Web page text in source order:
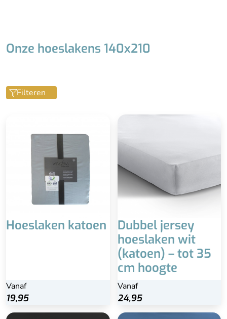
Onze hoeslakens 140x210
Filteren
Hoeslaken katoen
Vanaf
19,95
Dubbel jersey
hoeslaken wit
(katoen) – tot 35
cm hoogte
Vanaf
24,95